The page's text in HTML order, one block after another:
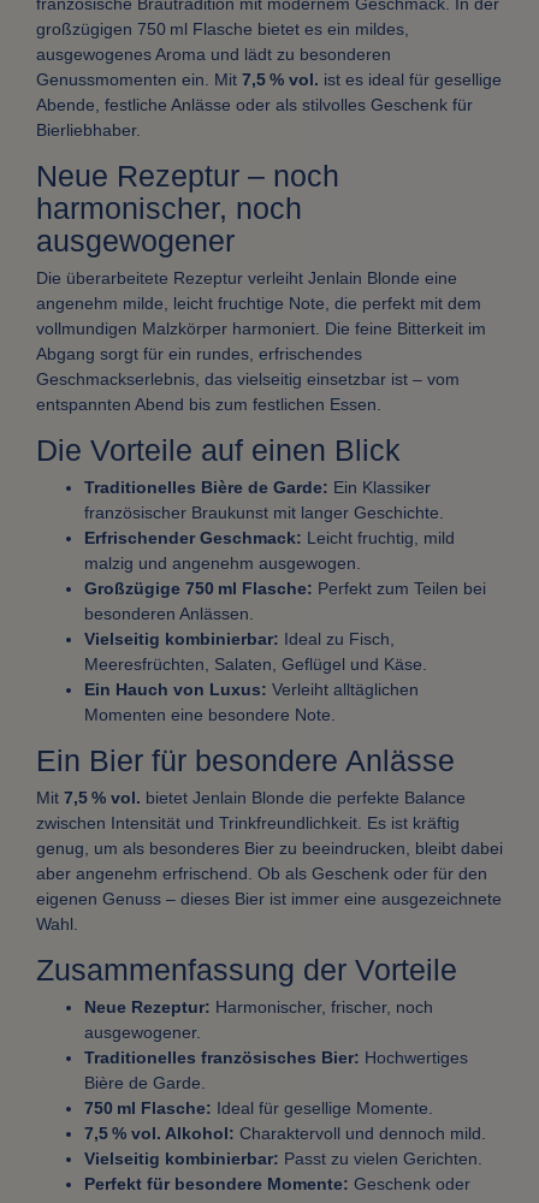
französische Brautradition mit modernem Geschmack. In der
großzügigen 750 ml Flasche bietet es ein mildes,
ausgewogenes Aroma und lädt zu besonderen
Genussmomenten ein. Mit 7,5 % vol. ist es ideal für gesellige
Abende, festliche Anlässe oder als stilvolles Geschenk für
Bierliebhaber.
Neue Rezeptur – noch
harmonischer, noch
ausgewogener
Die überarbeitete Rezeptur verleiht Jenlain Blonde eine
angenehm milde, leicht fruchtige Note, die perfekt mit dem
vollmundigen Malzkörper harmoniert. Die feine Bitterkeit im
Abgang sorgt für ein rundes, erfrischendes
Geschmackserlebnis, das vielseitig einsetzbar ist – vom
entspannten Abend bis zum festlichen Essen.
Die Vorteile auf einen Blick
Traditionelles Bière de Garde: Ein Klassiker
französischer Braukunst mit langer Geschichte.
Erfrischender Geschmack: Leicht fruchtig, mild
malzig und angenehm ausgewogen.
Großzügige 750 ml Flasche: Perfekt zum Teilen bei
besonderen Anlässen.
Vielseitig kombinierbar: Ideal zu Fisch,
Meeresfrüchten, Salaten, Geflügel und Käse.
Ein Hauch von Luxus: Verleiht alltäglichen
Momenten eine besondere Note.
Ein Bier für besondere Anlässe
Mit 7,5 % vol. bietet Jenlain Blonde die perfekte Balance
zwischen Intensität und Trinkfreundlichkeit. Es ist kräftig
genug, um als besonderes Bier zu beeindrucken, bleibt dabei
aber angenehm erfrischend. Ob als Geschenk oder für den
eigenen Genuss – dieses Bier ist immer eine ausgezeichnete
Wahl.
Zusammenfassung der Vorteile
Neue Rezeptur: Harmonischer, frischer, noch
ausgewogener.
Traditionelles französisches Bier: Hochwertiges
Bière de Garde.
750 ml Flasche: Ideal für gesellige Momente.
7,5 % vol. Alkohol: Charaktervoll und dennoch mild.
Vielseitig kombinierbar: Passt zu vielen Gerichten.
Perfekt für besondere Momente: Geschenk oder